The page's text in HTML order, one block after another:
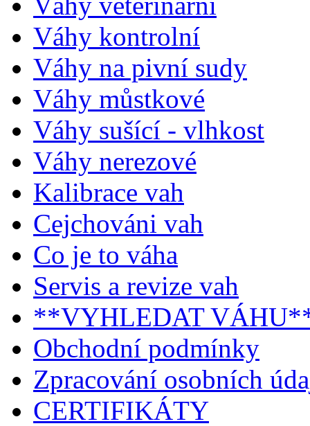
Váhy kontrolní
Váhy na pivní sudy
Váhy můstkové
Váhy sušící - vlhkost
Váhy nerezové
Kalibrace vah
Cejchováni vah
Co je to váha
Servis a revize vah
**VYHLEDAT
Obchodní podmínky
Zpracování osobních
CERTIFIKÁTY